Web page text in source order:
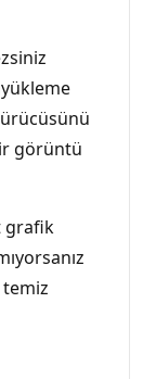
görüntü
grafik